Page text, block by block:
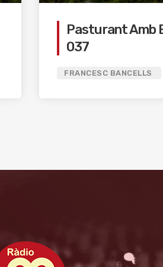
Pasturant Amb
037
FRANCESC BANCELLS